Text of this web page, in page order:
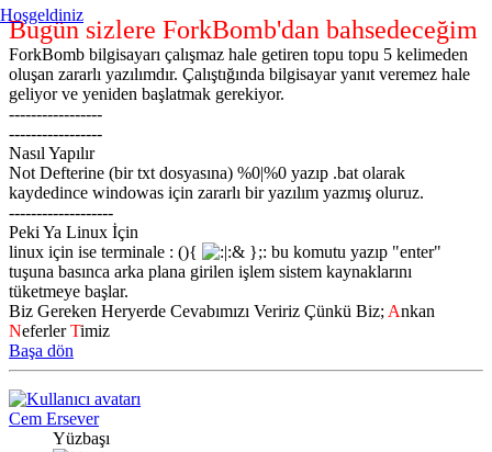
Hoşgeldiniz
Bugün sizlere ForkBomb'dan bahsedeceğim
ForkBomb bilgisayarı çalışmaz hale getiren topu topu 5 kelimeden
oluşan zararlı yazılımdır. Çalıştığında bilgisayar yanıt veremez hale
geliyor ve yeniden başlatmak gerekiyor.
-----------------
-----------------
Nasıl Yapılır
Not Defterine (bir txt dosyasına) %0|%0 yazıp .bat olarak
kaydedince windowas için zararlı bir yazılım yazmış oluruz.
-------------------
Peki Ya Linux İçin
linux için ise terminale : (){
:& };: bu komutu yazıp "enter"
tuşuna basınca arka plana girilen işlem sistem kaynaklarını
tüketmeye başlar.
Biz Gereken Heryerde Cevabımızı Veririz Çünkü Biz; Ankan
NeferlerTimiz
Başa dön
Cem Ersever
Yüzbaşı